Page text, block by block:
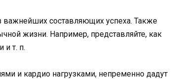
важнейших составляющих успеха. Также
жизни. Например, представляйте, как
и т. п.
и кардио нагрузками, непременно дадут